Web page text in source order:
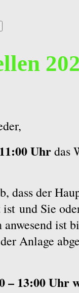
Uhrdas
dass der
ist und Sie
ist
Anlage
– 13:00 Uhr